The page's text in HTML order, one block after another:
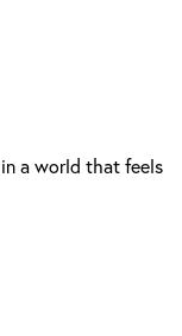
a world that feels